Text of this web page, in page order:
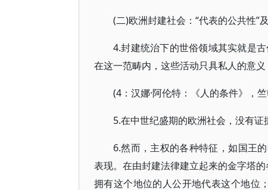
(二)欧洲封建社会：“代表的公共性”
4.封建统治下的世俗领域其实就是
在这一范畴内，这些活动只具私人的意义
(4：汉娜·阿伦特：《人的条件》，
5.在中世纪盛期的欧洲社会，没有证
6.然而，主权的各种特征，如国王
表现。在由封建法律建立起来的金字塔的
拥有这个地位的人公开地代表这个地位